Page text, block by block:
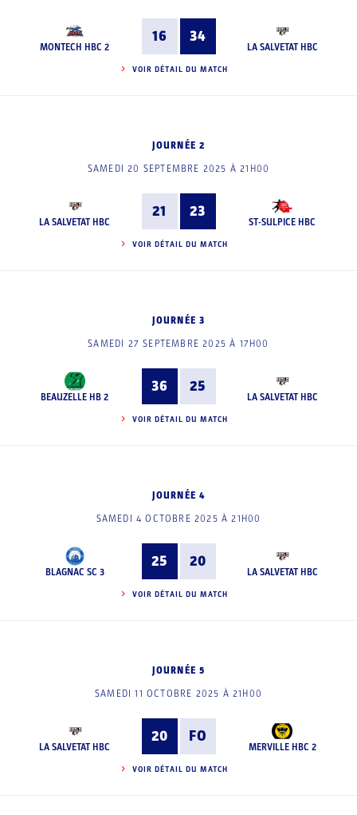
MONTECH HBC 2
16 34
LA SALVETAT HBC
VOIR DÉTAIL DU MATCH
JOURNÉE 2
SAMEDI 20 SEPTEMBRE 2025 À 21H00
LA SALVETAT HBC
21 23
ST-SULPICE HBC
VOIR DÉTAIL DU MATCH
JOURNÉE 3
SAMEDI 27 SEPTEMBRE 2025 À 17H00
BEAUZELLE HB 2
36 25
LA SALVETAT HBC
VOIR DÉTAIL DU MATCH
JOURNÉE 4
SAMEDI 4 OCTOBRE 2025 À 21H00
BLAGNAC SC 3
25 20
LA SALVETAT HBC
VOIR DÉTAIL DU MATCH
JOURNÉE 5
SAMEDI 11 OCTOBRE 2025 À 21H00
LA SALVETAT HBC
20 FO
MERVILLE HBC 2
VOIR DÉTAIL DU MATCH